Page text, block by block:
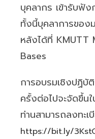
บุคลากร เข้ารับฟั
ทั้งนี้บุคลาการของ
หลังได้ที่
Bases
การอบรมเชิงปฏิบั
ครั้งต่อไปจะจัดขึ้น
ท่านสามารถลงทะเ
https://bit.ly/